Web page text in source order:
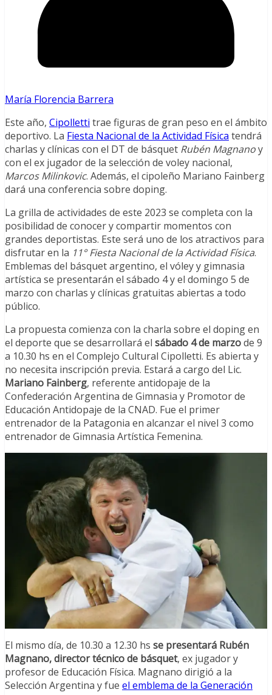
María Florencia Barrera
Este año, Cipolletti trae figuras de gran peso en el ámbito
deportivo. La Fiesta Nacional de la Actividad Física tendrá
charlas y clínicas con el DT de básquet Rubén Magnanoy
con el ex jugador de la selección de voley nacional,
Marcos Milinkovic. Además, el cipoleño Mariano Fainberg
dará una conferencia sobre doping.
La grilla de actividades de este 2023 se completa con la
posibilidad de conocer y compartir momentos con
grandes deportistas. Este será uno de los atractivos para
disfrutar en la 11° Fiesta Nacional de la Actividad Física.
Emblemas del básquet argentino, el vóley y gimnasia
artística se presentarán el sábado 4 y el domingo 5 de
marzo con charlas y clínicas gratuitas abiertas a todo
público.
La propuesta comienza con la charla sobre el doping en
el deporte que se desarrollará el sábado 4 de marzode 9
a 10.30 hs en el Complejo Cultural Cipolletti. Es abierta y
no necesita inscripción previa. Estará a cargo del Lic.
Mariano Fainberg, referente antidopaje de la
Confederación Argentina de Gimnasia y Promotor de
Educación Antidopaje de la CNAD. Fue el primer
entrenador de la Patagonia en alcanzar el nivel 3 como
entrenador de Gimnasia Artística Femenina.
El mismo día, de 10.30 a 12.30 hs se presentará Rubén
Magnano, director técnico de básquet, ex jugador y
profesor de Educación Física. Magnano dirigió a la
Selección Argentina y fue el emblema de la Generación